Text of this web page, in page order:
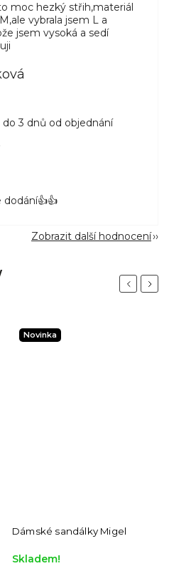
moc hezký střih,materiál
vybrala jsem L a
jsem vysoká a sedí
do 3 dnů od objednání
Zobrazit další hodnocení
Previous
Novinka
Dámské sandálky Migel
Skladem!
Next